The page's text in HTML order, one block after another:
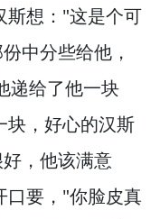
斯想："这是个可
中分些给他，
递给了他一块
， 好心的汉斯
， 他该满意
要， "你脸皮真